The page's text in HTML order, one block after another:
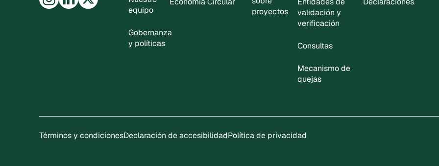
equipo
Gobernanza
y políticas
proyectos
validación y
verificación
Consultas
Mecanismo de
quejas
Términos y condicionesDeclaración de accesibilidadPolítica de privacidad